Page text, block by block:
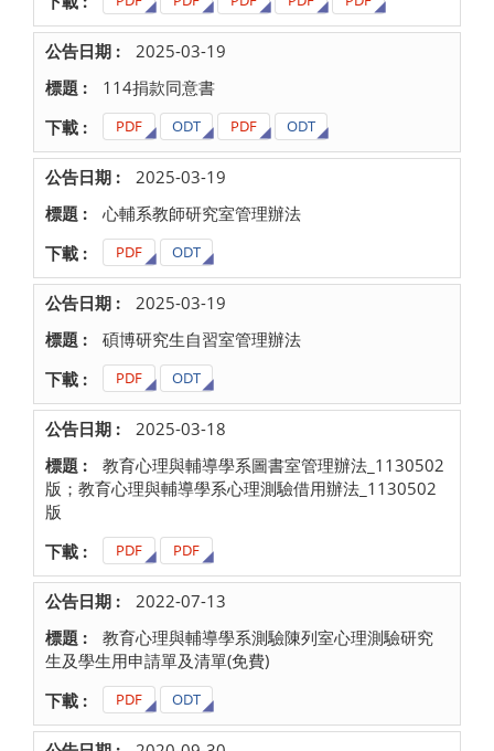
2025-03-19
114捐款同意書
PDF ODT PDF ODT
2025-03-19
心輔系教師研究室管理辦法
PDF ODT
2025-03-19
碩博研究生自習室管理辦法
PDF ODT
2025-03-18
教育心理與輔導學系圖書室管理辦法_1130502
版；教育心理與輔導學系心理測驗借用辦法_1130502
版
PDF PDF
2022-07-13
教育心理與輔導學系測驗陳列室心理測驗研究
生及學生用申請單及清單(免費)
PDF ODT